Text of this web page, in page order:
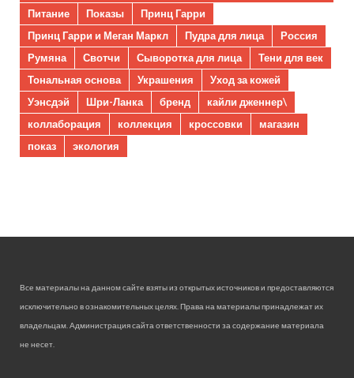
Питание
Показы
Принц Гарри
Принц Гарри и Меган Маркл
Пудра для лица
Россия
Румяна
Свотчи Сыворотка для лица
Тени для век
Тональная основа
Украшения
Уход за кожей
Уэнсдэй
Шри-Ланка бренд
кайли дженнер\
коллаборация
коллекция кроссовки
магазин
показ
экология
Все материалы на данном сайте взяты из открытых источников и предоставляются
исключительно в ознакомительных целях. Права на материалы принадлежат их
владельцам. Администрация сайта ответственности за содержание материала
не несет.